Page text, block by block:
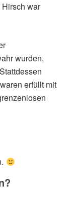
Hirsch war
wurden,
erfüllt mit